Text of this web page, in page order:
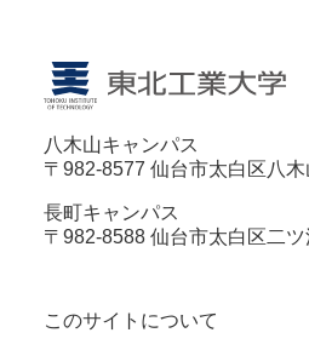
八木山キャンパス
〒982-8577 仙台市太白区八
長町キャンパス
〒982-8588 仙台市太白区二
このサイトについて